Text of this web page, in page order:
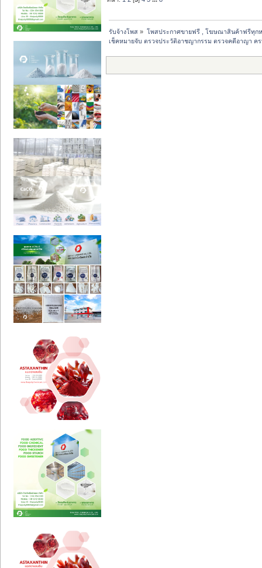
รับจ้างโพส » โพสประกาศขายฟรี , โฆษณาสินค้าฟรีทุก
เช็คหมายจับ ตรวจประวัติอาชญากรรม ตรวจคดีอาญา คร